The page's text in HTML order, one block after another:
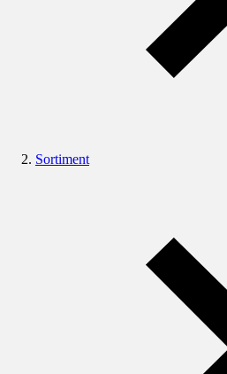
Sortiment